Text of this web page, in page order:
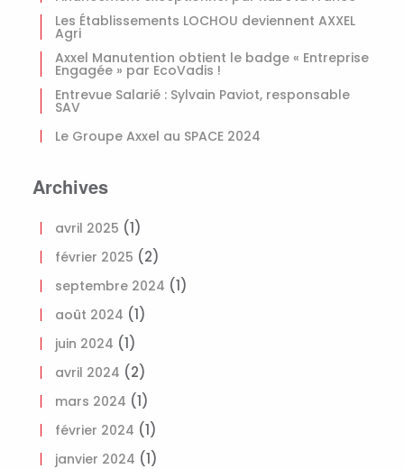
Les Établissements LOCHOU deviennent AXXEL
Agri
Axxel Manutention obtient le badge « Entreprise
Engagée » par EcoVadis !
Entrevue Salarié : Sylvain Paviot, responsable
SAV
Le Groupe Axxel au SPACE 2024
Archives
avril 2025 (1)
février 2025 (2)
septembre 2024 (1)
août 2024 (1)
juin 2024 (1)
avril 2024 (2)
mars 2024 (1)
février 2024 (1)
janvier 2024 (1)